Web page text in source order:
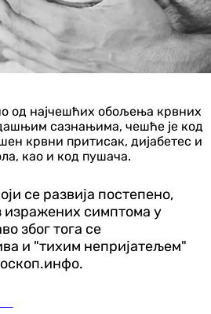
од најчешћих обољења крвних
сазнањима, чешће је код
крвни притисак, дијабетес и
као и код пушача.
се развија постепено,
изражених симптома у
због тога се
и "тихим непријатељем"